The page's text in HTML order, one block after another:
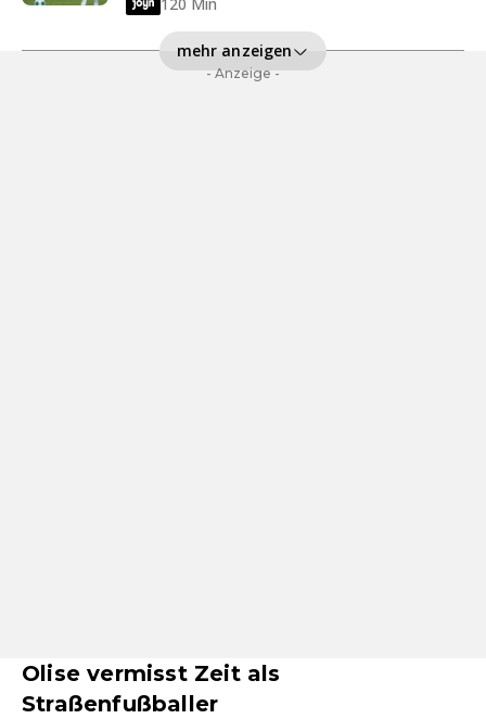
mehr anzeigen
- Anzeige -
Olise vermisst Zeit als
Straßenfußballer